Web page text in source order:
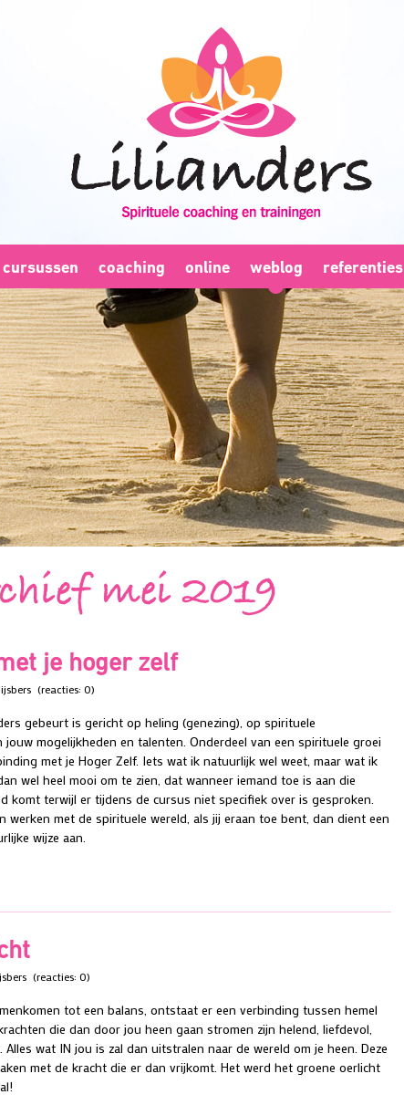
cursussen coaching online weblog referenties
mei 2019
je hoger zelf
(reacties: 0)
gebeurt is gericht op heling (genezing), op spirituele
mogelijkheden en talenten. Onderdeel van een spirituele groei
met je Hoger Zelf. Iets wat ik natuurlijk wel weet, maar wat ik
wel heel mooi om te zien, dat wanneer iemand toe is aan die
komt terwijl er tijdens de cursus niet specifiek over is gesproken.
werken met de spirituele wereld, als jij eraan toe bent, dan dient een
wijze aan.
(reacties: 0)
tot een balans, ontstaat er een verbinding tussen hemel
die dan door jou heen gaan stromen zijn helend, liefdevol,
wat IN jou is zal dan uitstralen naar de wereld om je heen. Deze
met de kracht die er dan vrijkomt. Het werd het groene oerlicht